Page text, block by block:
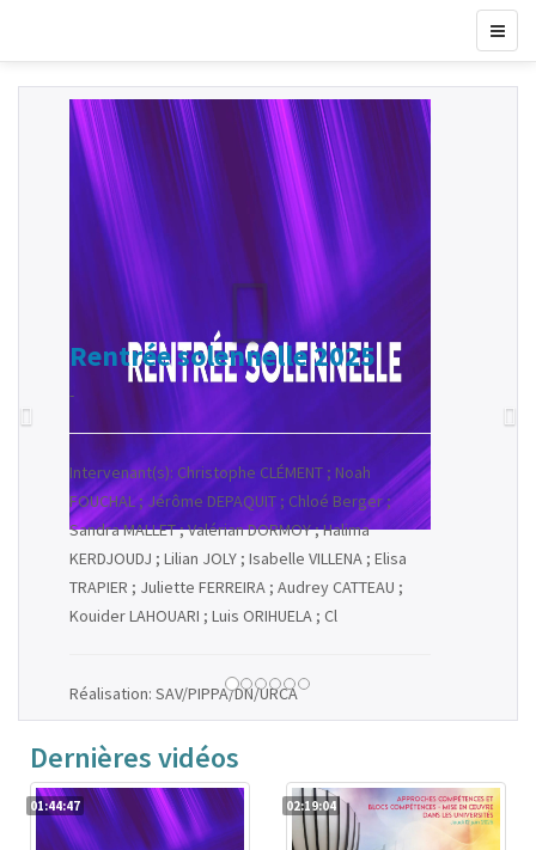
Rentrée solennelle 2025
-
Intervenant(s): Christophe CLÉMENT ; Noah
FOUCHAL ; Jérôme DEPAQUIT ; Chloé Berger ;
Sandra MALLET ; Valérian DORMOY ; Halima
KERDJOUDJ ; Lilian JOLY ; Isabelle VILLENA ; Elisa
TRAPIER ; Juliette FERREIRA ; Audrey CATTEAU ;
Kouider LAHOUARI ; Luis ORIHUELA ; Cl
Réalisation: SAV/PIPPA/DN/URCA
Dernières vidéos
01:44:47 02:19:04